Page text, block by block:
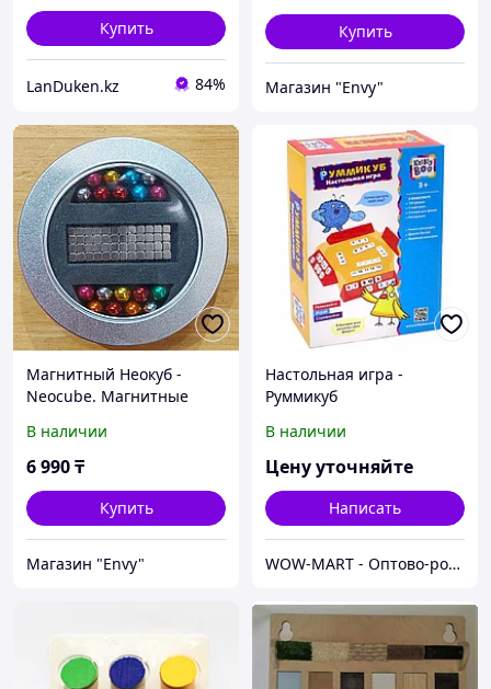
Купить
LanDuken.kz 84%
Купить
Магазин "Envy"
Магнитный Неокуб -
Neocube. Магнитные
Головоломка.
Конструктор. Антистресс.
В наличии
6 990₸
Купить
Магазин "Envy"
Настольная игра -
Руммикуб
В наличии
Цену уточняйте
Написать
WOW-MART - Оптово-розничный Склад - товары на заказ до двери